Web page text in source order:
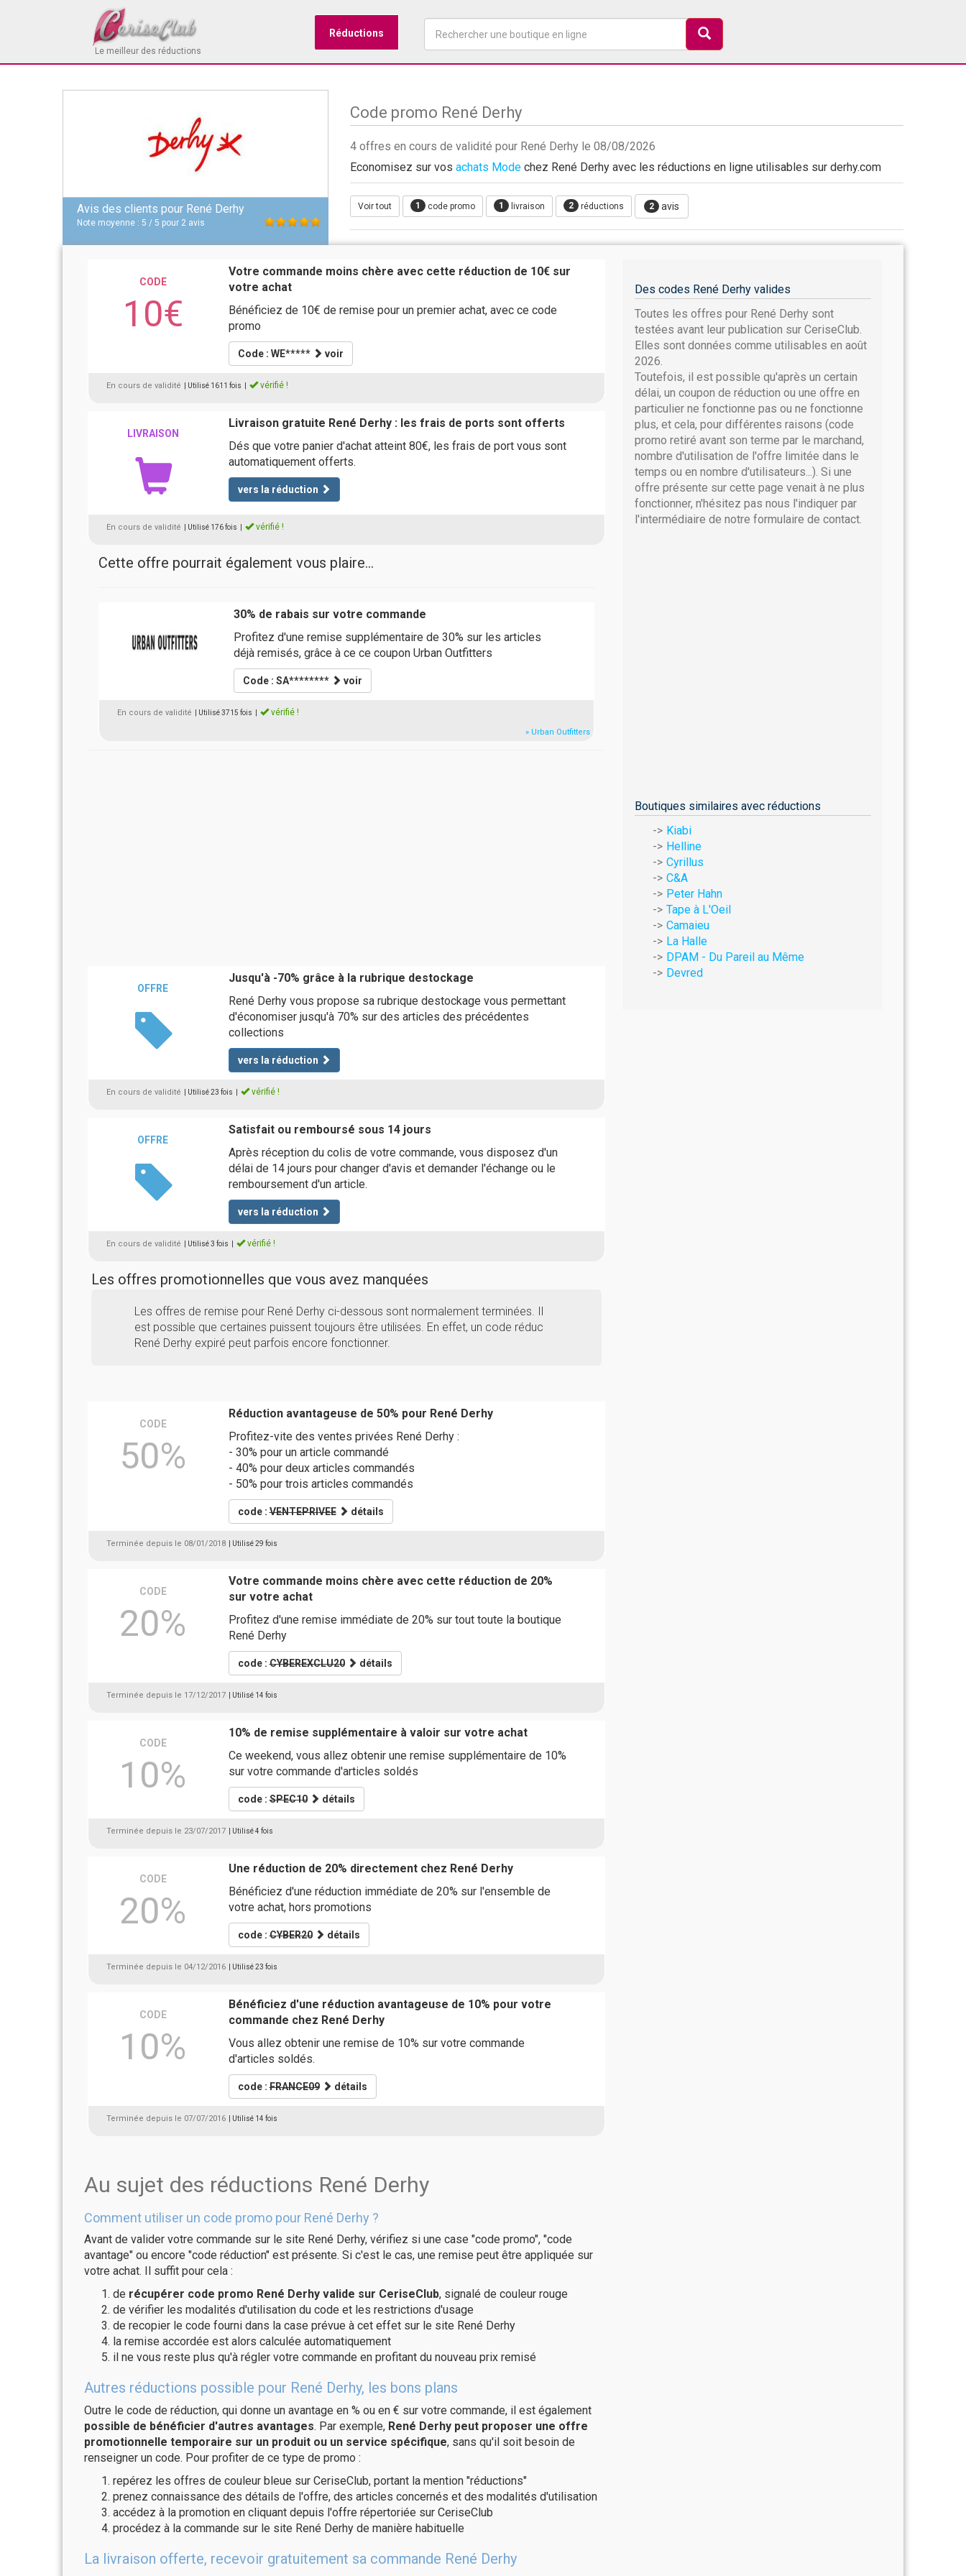
Le meilleur des réductions
Réductions
Avis des clients pour René Derhy
Note moyenne : 5 / 5 pour 2 avis
Code promo René Derhy
4 offres en cours de validité pour René Derhy le 08/08/2026
Economisez sur vos achats Mode chez René Derhy avec les réductions en ligne utilisables sur derhy.com
Voir tout 1 code promo 1 livraison 2 réductions 2 avis
CODE
10€
Votre commande moins chère avec cette réduction de 10€ sur
votre achat
Bénéficiez de 10€ de remise pour un premier achat, avec ce code
promo
Code : WE***** voir
En cours de validité | Utilisé 1611 fois vérifié !
LIVRAISON
Livraison gratuite René Derhy : les frais de ports sont offerts
Dés que votre panier d'achat atteint 80€, les frais de port vous sont
automatiquement offerts.
vers la réduction
En cours de validité | Utilisé 176 fois vérifié !
Cette offre pourrait également vous plaire...
30% de rabais sur votre commande
Profitez d'une remise supplémentaire de 30% sur les articles
déjà remisés, grâce à ce ce coupon Urban Outfitters
Code : SA******** voir
En cours de validité | Utilisé 3715 fois vérifié !
» Urban Outfitters
OFFRE
Jusqu'à -70% grâce à la rubrique destockage
René Derhy vous propose sa rubrique destockage vous permettant
d'économiser jusqu'à 70% sur des articles des précédentes
collections
vers la réduction
En cours de validité | Utilisé 23 fois vérifié !
OFFRE
Satisfait ou remboursé sous 14 jours
Après réception du colis de votre commande, vous disposez d'un
délai de 14 jours pour changer d'avis et demander l'échange ou le
remboursement d'un article.
vers la réduction
En cours de validité | Utilisé 3 fois vérifié !
Les offres promotionnelles que vous avez manquées
Les offres de remise pour René Derhy ci-dessous sont normalement terminées. Il
est possible que certaines puissent toujours être utilisées. En effet, un code réduc
René Derhy expiré peut parfois encore fonctionner.
CODE
50%
Réduction avantageuse de 50% pour René Derhy
Profitez-vite des ventes privées René Derhy :
- 30% pour un article commandé
- 40% pour deux articles commandés
- 50% pour trois articles commandés
code :VENTEPRIVEE détails
Terminée depuis le 08/01/2018 | Utilisé 29 fois
CODE
20%
Votre commande moins chère avec cette réduction de 20%
sur votre achat
Profitez d'une remise immédiate de 20% sur tout toute la boutique
René Derhy
code :CYBEREXCLU20 détails
Terminée depuis le 17/12/2017 | Utilisé 14 fois
CODE
10%
10% de remise supplémentaire à valoir sur votre achat
Ce weekend, vous allez obtenir une remise supplémentaire de 10%
sur votre commande d'articles soldés
code :SPEC10 détails
Terminée depuis le 23/07/2017 | Utilisé 4 fois
CODE
20%
Une réduction de 20% directement chez René Derhy
Bénéficiez d'une réduction immédiate de 20% sur l'ensemble de
votre achat, hors promotions
code :CYBER20 détails
Terminée depuis le 04/12/2016 | Utilisé 23 fois
CODE
10%
Bénéficiez d'une réduction avantageuse de 10% pour votre
commande chez René Derhy
Vous allez obtenir une remise de 10% sur votre commande
d'articles soldés.
code :FRANCE09 détails
Terminée depuis le 07/07/2016 | Utilisé 14 fois
Au sujet des réductions René Derhy
Comment utiliser un code promo pour René Derhy ?
Avant de valider votre commande sur le site René Derhy, vérifiez si une case "code promo", "code
avantage" ou encore "code réduction" est présente. Si c'est le cas, une remise peut être appliquée sur
votre achat. Il suffit pour cela :
de récupérer code promo René Derhy valide sur CeriseClub, signalé de couleur rouge
de vérifier les modalités d'utilisation du code et les restrictions d'usage
de recopier le code fourni dans la case prévue à cet effet sur le site René Derhy
la remise accordée est alors calculée automatiquement
il ne vous reste plus qu'à régler votre commande en profitant du nouveau prix remisé
Autres réductions possible pour René Derhy, les bons plans
Outre le code de réduction, qui donne un avantage en % ou en € sur votre commande, il est également
possible de bénéficier d'autres avantages. Par exemple, René Derhy peut proposer une offre
promotionnelle temporaire sur un produit ou un service spécifique, sans qu'il soit besoin de
renseigner un code. Pour profiter de ce type de promo :
repérez les offres de couleur bleue sur CeriseClub, portant la mention "réductions"
prenez connaissance des détails de l'offre, des articles concernés et des modalités d'utilisation
accédez à la promotion en cliquant depuis l'offre répertoriée sur CeriseClub
procédez à la commande sur le site René Derhy de manière habituelle
La livraison offerte, recevoir gratuitement sa commande René Derhy
Des codes René Derhy valides
Toutes les offres pour René Derhy sont
testées avant leur publication sur CeriseClub.
Elles sont données comme utilisables en août
2026.
Toutefois, il est possible qu'après un certain
délai, un coupon de réduction ou une offre en
particulier ne fonctionne pas ou ne fonctionne
plus, et cela, pour différentes raisons (code
promo retiré avant son terme par le marchand,
nombre d'utilisation de l'offre limitée dans le
temps ou en nombre d'utilisateurs...). Si une
offre présente sur cette page venait à ne plus
fonctionner, n'hésitez pas nous l'indiquer par
l'intermédiaire de notre formulaire de contact.
Boutiques similaires avec réductions
Kiabi
Helline
Cyrillus
C&A
Peter Hahn
Tape à L'Oeil
Camaieu
La Halle
DPAM - Du Pareil au Même
Devred